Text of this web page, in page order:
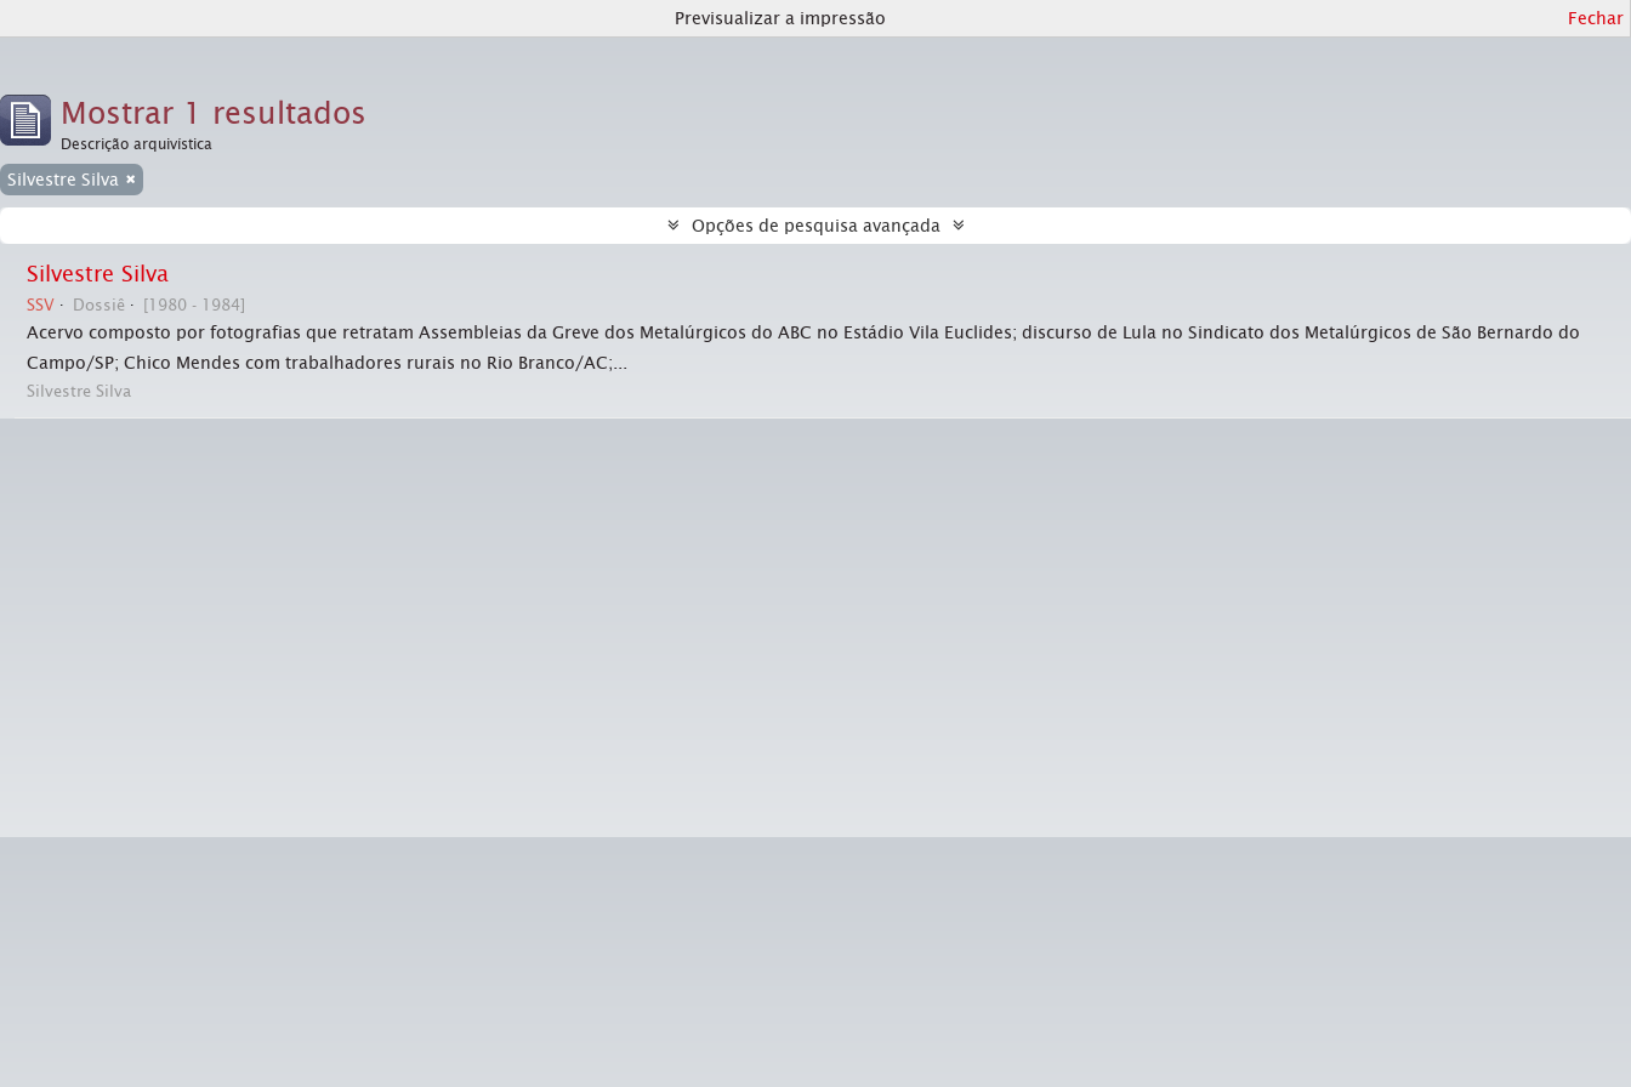
Previsualizar a impressão Fechar
Mostrar 1 resultados
Descrição arquivística
Silvestre Silva
Opções de pesquisa avançada
Silvestre Silva
SSV Dossiê [1980 - 1984]
Acervo composto por fotografias que retratam Assembleias da Greve dos Metalúrgicos do ABC no Estádio Vila Euclides; discurso de Lula no Sindicato dos Metalúrgicos de São Bernardo do
Campo/SP; Chico Mendes com trabalhadores rurais no Rio Branco/AC;...
Silvestre Silva